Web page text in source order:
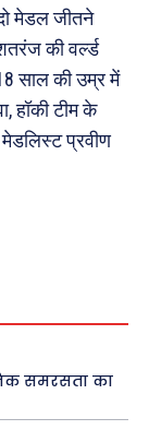
मेडल जीतने
की वर्ल्ड
साल की उम्र में
हॉकी टीम के
प्रवीण
समरसता का